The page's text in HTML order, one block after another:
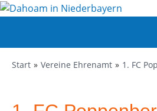
Start Vereine Ehrenamt 1. FC